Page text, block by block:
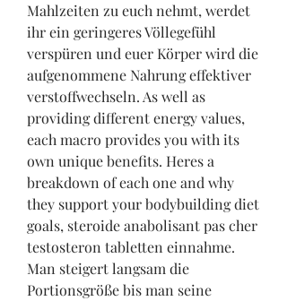
Mahlzeiten zu euch nehmt, werdet
ihr ein geringeres Völlegefühl
verspüren und euer Körper wird die
aufgenommene Nahrung effektiver
verstoffwechseln. As well as
providing different energy values,
each macro provides you with its
own unique benefits. Heres a
breakdown of each one and why
they support your bodybuilding diet
goals, steroide anabolisant pas cher
testosteron tabletten einnahme.
Man steigert langsam die
Portionsgröße bis man seine